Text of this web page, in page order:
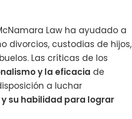
Law ha ayudado a
divorcios, custodias de hijos,
Las críticas de los
y la eficacia de
a luchar
su habilidad para lograr